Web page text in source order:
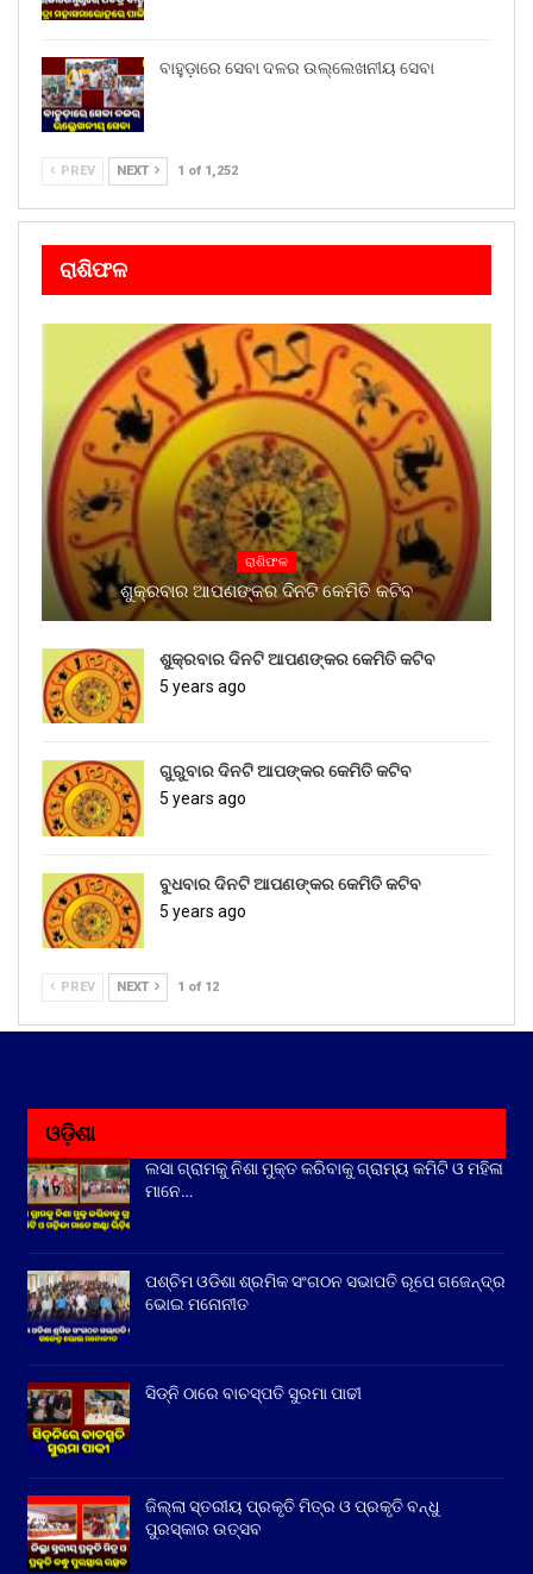
ବାହୁଡ଼ାରେ ସେବା ଦଳର ଉଲ୍ଲେଖନୀୟ ସେବା
PREV NEXT 1 of 1,252
ରାଶିଫଳ
ରାଶିଫଳ
ଶୁକ୍ରବାର ଆପଣଙ୍କର ଦିନଟି କେମିତି କଟିବ
ଶୁକ୍ରବାର ଦିନଟି ଆପଣଙ୍କର କେମିତି କଟିବ
5 years ago
ଗୁରୁବାର ଦିନଟି ଆପଙ୍କର କେମିତି କଟିବ
5 years ago
ବୁଧବାର ଦିନଟି ଆପଣଙ୍କର କେମିତି କଟିବ
5 years ago
PREV NEXT 1 of 12
ଓଡ଼ିଶା
ଲସା ଗ୍ରାମକୁ ନିଶା ମୁକ୍ତ କରିବାକୁ ଗ୍ରାମ୍ୟ କମିଟି ଓ ମହିଳା
ମାନେ…
ପଶ୍ଚିମ ଓଡିଶା ଶ୍ରମିକ ସଂଗଠନ ସଭାପତି ରୂପେ ଗଜେନ୍ଦ୍ର
ଭୋଇ ମନୋନୀତ
ସିଡ୍‌ନି ଠାରେ ବାଚସ୍ପତି ସୁରମା ପାଢୀ
ଜିଲ୍ଲା ସ୍ତରୀୟ ପ୍ରକୃତି ମିତ୍ର ଓ ପ୍ରକୃତି ବନ୍ଧୁ
ପୁରସ୍କାର ଉତ୍ସବ